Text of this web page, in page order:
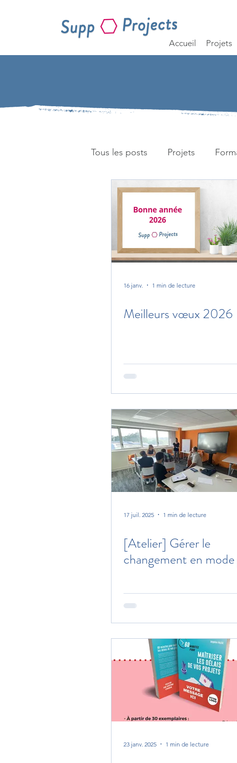
Accueil Projets
Tous les posts Projets
16 janv. 1 min de lecture
Meilleurs vœux 2026
17 juil. 2025 1 min de lecture
[Atelier] Gérer le
changement en
23 janv. 2025 1 min de lecture